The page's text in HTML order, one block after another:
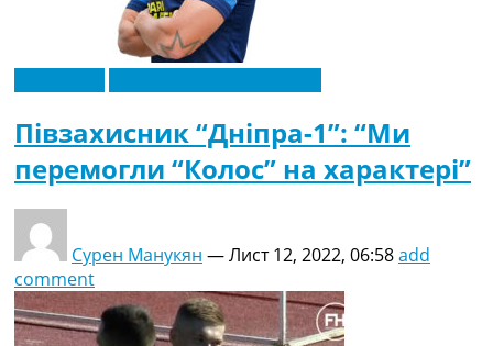
Півзахисник “Дніпра-1”: “Ми
перемогли “Колос” на характері”
Сурен Манукян —Лист 12, 2022, 06:58add
comment